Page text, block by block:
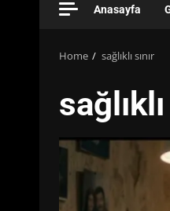
Anasayfa
Home sağlıklı sınır
sağlıklı